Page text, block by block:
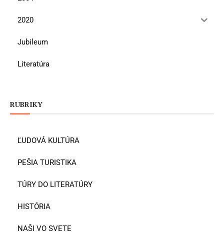
2020
Jubileum
Literatúra
RUBRIKY
ĽUDOVÁ KULTÚRA
PEŠIA TURISTIKA
TÚRY DO LITERATÚRY
HISTÓRIA
NAŠI VO SVETE